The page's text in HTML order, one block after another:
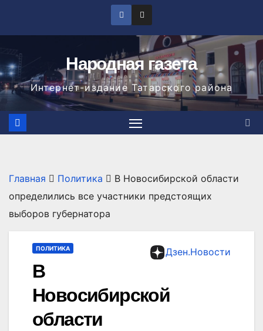
Народная газета
Интернет-издание Татарского района
Главная Политика
В Новосибирской области
определились все участники предстоящих
выборов губернатора
Дзен.Новости
ПОЛИТИКА
В
Новосибирской
области